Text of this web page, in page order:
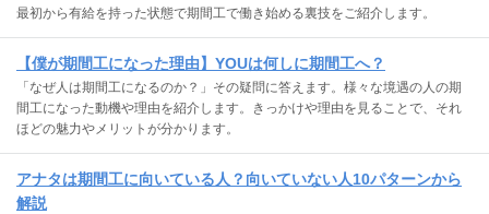
最初から有給を持った状態で期間工で働き始める裏技をご紹介します。
【僕が期間工になった理由】YOUは何しに期間工へ？
「なぜ人は期間工になるのか？」その疑問に答えます。様々な境遇の人の期
間工になった動機や理由を紹介します。きっかけや理由を見ることで、それ
ほどの魅力やメリットが分かります。
アナタは期間工に向いている人？向いていない人10パターンから
解説